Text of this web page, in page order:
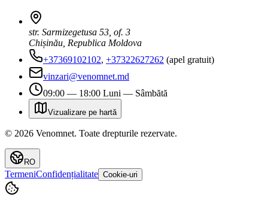
str. Sarmizegetusa 53, of. 3
Chișinău, Republica Moldova
+37369102102, +37322627262 (apel gratuit)
vinzari@venomnet.md
09:00 — 18:00 Luni — Sâmbătă
Vizualizare pe hartă
© 2026 Venomnet. Toate drepturile rezervate.
RO
TermeniConfidențialitate Cookie-uri